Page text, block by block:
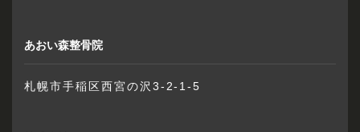
あおい森整骨院
札幌市手稲区西宮の沢3-2-1-5